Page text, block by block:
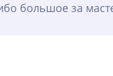
большое за